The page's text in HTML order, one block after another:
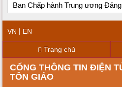
Ban Chấp hành Trung ương
VN | EN
Trang chủ
CỔNG THÔNG TIN ĐIỆN
TÔN GIÁO